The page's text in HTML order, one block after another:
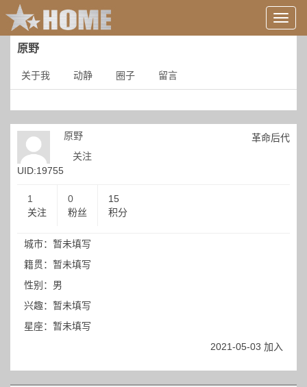
用
户
录
原野
关于我 动静 圈子 留言
UID:19755
原野
关注
革命后代
1
关注
0
粉丝
15
积分
城市：暂未填写
籍贯：暂未填写
性别：男
兴趣：暂未填写
星座：暂未填写
2021-05-03 加入